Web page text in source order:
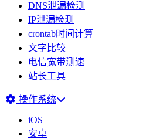
DNS泄漏检测
IP泄漏检测
crontab时间计算
文字比较
电信宽带测速
站长工具
操作系统
iOS
安卓